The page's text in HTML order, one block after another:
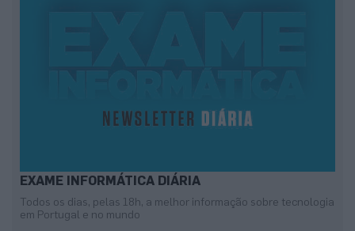
EXAME INFORMÁTICA DIÁRIA
Todos os dias, pelas 18h, a melhor informação sobre tecnologia
em Portugal e no mundo